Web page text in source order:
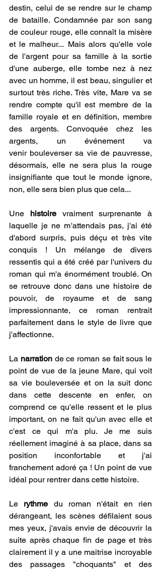
destin, celui de se rendre sur le champ
de bataille. Condamnée par son sang
de couleur rouge, elle connaît la misère
et le malheur... Mais alors qu'elle vole
de l'argent pour sa famille à la sortie
d'une auberge, elle tombe nez à nez
avec un homme, il est beau, singulier et
surtout très riche. Très vite, Mare va se
rendre compte qu'il est membre de la
famille royale et en définition, membre
des argents. Convoquée chez les
argents, un événement va
venir bouleverser sa vie de pauvresse,
désormais, elle ne sera plus la rouge
insignifiante que tout le monde ignore,
non, elle sera bien plus que cela...
Une histoire vraiment surprenante à
laquelle je ne m'attendais pas, j'ai été
d'abord surpris, puis déçu et très vite
conquis ! Un mélange de divers
ressentis qui a été créé par l'univers du
roman qui m'a énormément troublé. On
se retrouve donc dans une histoire de
pouvoir, de royaume et de sang
impressionnante, ce roman rentrait
parfaitement dans le style de livre que
j'affectionne.
La narration de ce roman se fait sous le
point de vue de la jeune Mare, qui voit
sa vie bouleversée et on la suit donc
dans cette descente en enfer, on
comprend ce qu'elle ressent et le plus
important, on ne fait qu'un avec elle et
c'est ce qui m'a plu. Je me suis
réellement imaginé à sa place, dans sa
position inconfortable et j'ai
franchement adoré ça ! Un point de vue
idéal pour rentrer dans cette histoire.
Le rythme du roman n'était en rien
dérangeant, les scènes défilaient sous
mes yeux, j'avais envie de découvrir la
suite après chaque fin de page et très
clairement il y a une maitrise incroyable
des passages "choquants" et des